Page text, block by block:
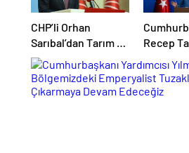
CHP’li Orhan
Sarıbal’dan Tarım ve
Ekonomi Eleştirisi:
Çiftçi Kaderiyle Baş
Başa Kaldı
Recep
Erdoğan
Toplanan